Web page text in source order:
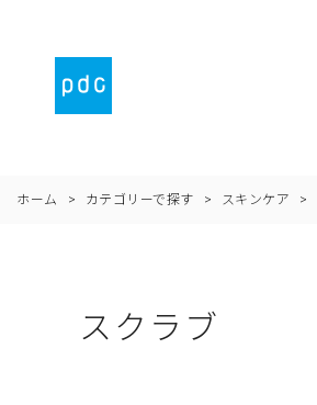
ホーム > カテゴリーで探す > スキンケア >
スクラブ